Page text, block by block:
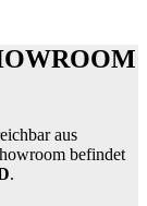
aus
befindet
.